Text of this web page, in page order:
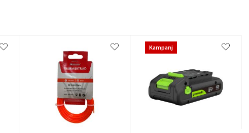
Kampanj